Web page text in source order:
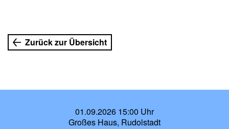
Zurück zur Übersicht
01.09.2026 15:00 Uhr
Großes Haus, Rudolstadt